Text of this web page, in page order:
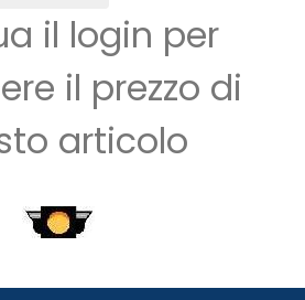
il login per
il prezzo di
articolo